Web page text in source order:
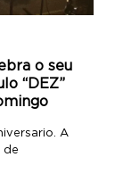
o seu
“DEZ”
A
de